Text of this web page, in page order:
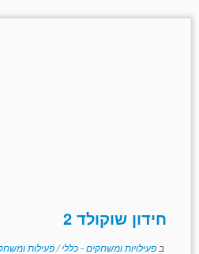
חידון שוקולד 2
ב פעילויות ומשחקים - כללי/פעילות